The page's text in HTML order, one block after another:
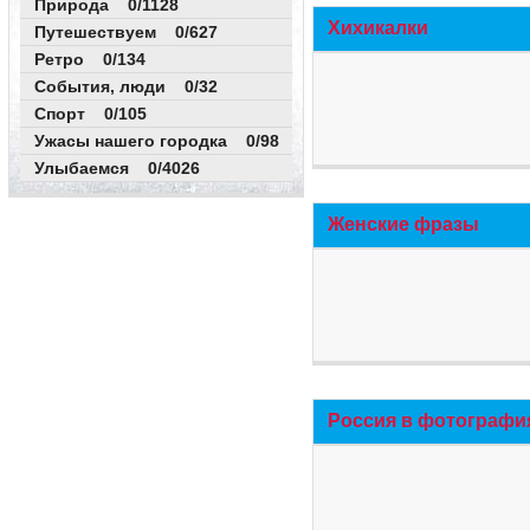
Природа 0/1128
Путешествуем 0/627
Ретро 0/134
События, люди 0/32
Спорт 0/105
Ужасы нашего городка 0/98
Улыбаемся 0/4026
Хихикалки
Женские фразы
Россия в